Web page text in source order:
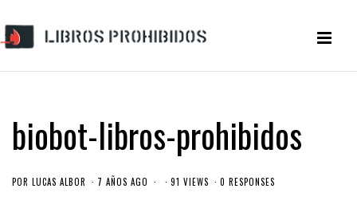
biobot-libros-prohibidos
POR LUCAS ALBOR 7 AÑOS AGO 91 VIEWS 0 RESPONSES